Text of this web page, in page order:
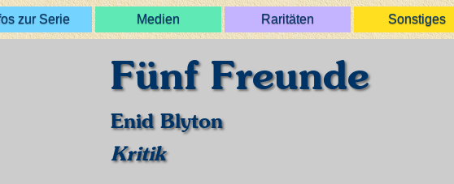
zur Serie Medien Raritäten Sonstiges
Fünf Freunde
Enid Blyton
Kritik